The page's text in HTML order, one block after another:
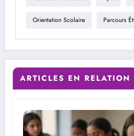
Orientation Scolaire Parcours
ARTICLES EN RELATION